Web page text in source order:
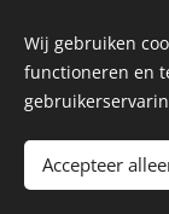
Wij gebruiken
functioneren en
Accepteer